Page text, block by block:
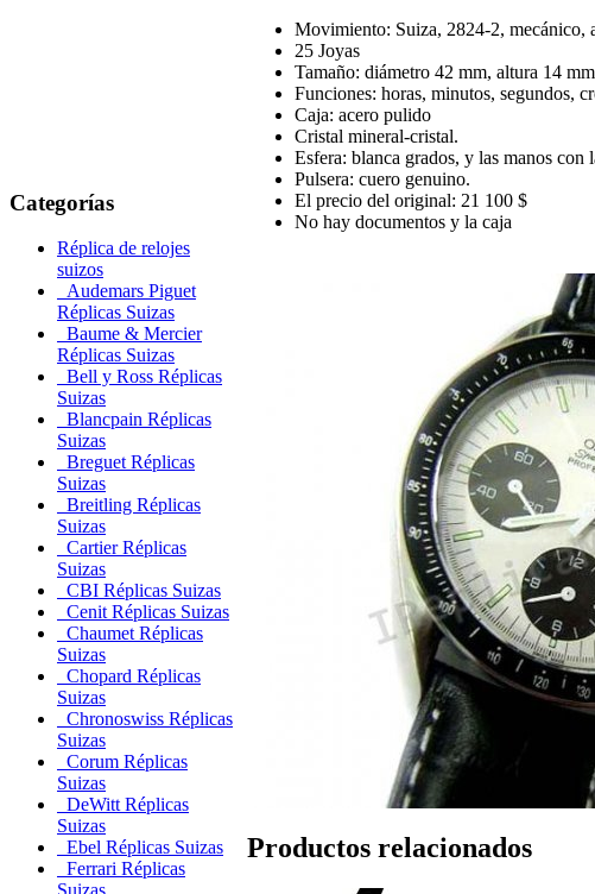
Categorías
Réplica de relojes
suizos
Audemars Piguet
Réplicas Suizas
Baume & Mercier
Réplicas Suizas
Bell y Ross Réplicas
Suizas
Blancpain Réplicas
Suizas
Breguet Réplicas
Suizas
Breitling Réplicas
Suizas
Cartier Réplicas
Suizas
CBI Réplicas Suizas
Cenit Réplicas Suizas
Chaumet Réplicas
Suizas
Chopard Réplicas
Suizas
Chronoswiss Réplicas
Suizas
Corum Réplicas
Suizas
DeWitt Réplicas
Suizas
Ebel Réplicas Suizas
Ferrari Réplicas
Movimiento: Suiza, 2824-2, mecánico,
25 Joyas
Tamaño: diámetro 42 mm, altura 14
Funciones: horas, minutos, segundos,
Caja: acero pulido
Cristal mineral-cristal.
Esfera: blanca grados, y las manos con
Pulsera: cuero genuino.
El precio del original: 21 100 $
No hay documentos y la caja
Productos relacionados